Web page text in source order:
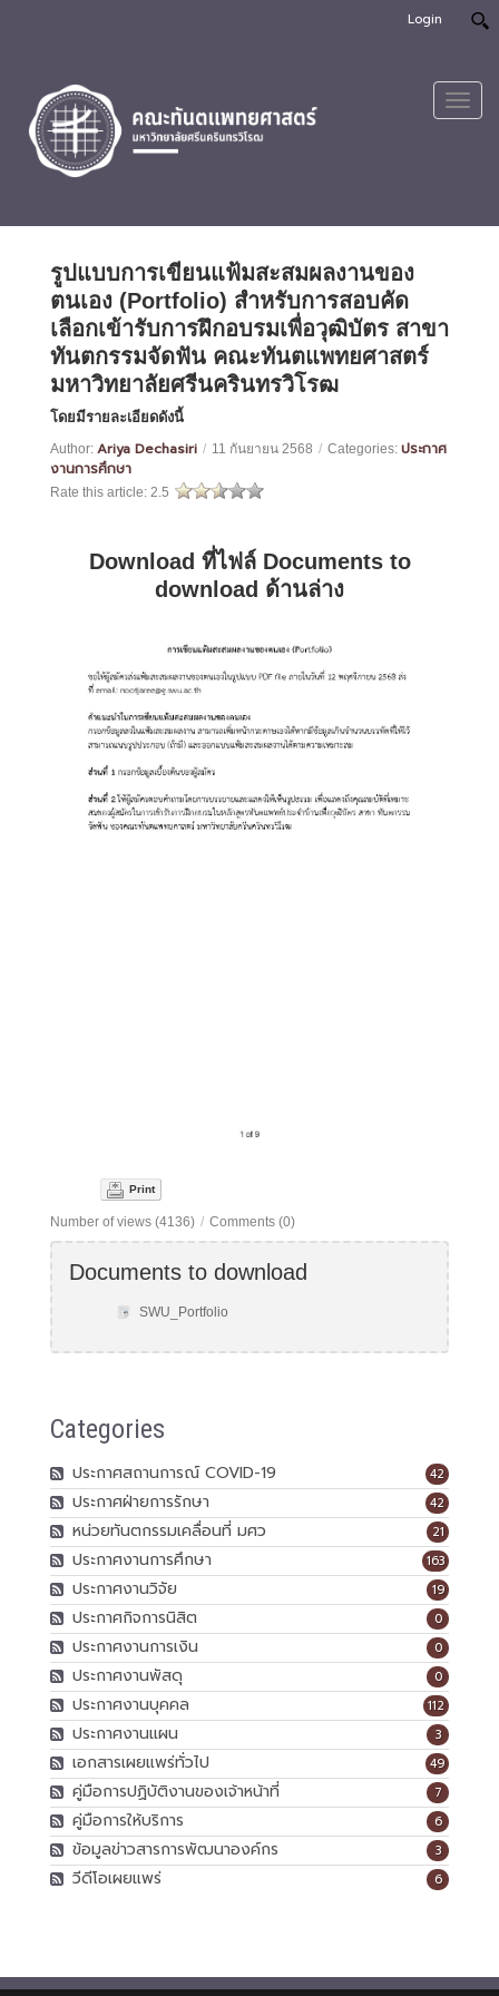
Login
รูปแบบการเขียนแฟ้มสะสมผลงานของ
ตนเอง (Portfolio) สำหรับการสอบคัด
เลือกเข้ารับการฝึกอบรมเพื่อวุฒิบัตร สาขา
ทันตกรรมจัดฟัน คณะทันตแพทยศาสตร์
มหาวิทยาลัยศรีนครินทรวิโรฒ
โดยมีรายละเอียดดังนี้
Author: Ariya Dechasiri / 11 กันยายน 2568 / Categories: ประกาศ
งานการศึกษา
Rate this article: 2.5
Download ที่ไฟล์ Documents to
download ด้านล่าง
Print
Number of views (4136) / Comments (0)
Documents to download
SWU_Portfolio
Categories
42
ประกาศสถานการณ์ COVID-19
42
ประกาศฝ่ายการรักษา
21
หน่วยทันตกรรมเคลื่อนที่ มศว
163
ประกาศงานการศึกษา
19
ประกาศงานวิจัย
0
ประกาศกิจการนิสิต
0
ประกาศงานการเงิน
0
ประกาศงานพัสดุ
112
ประกาศงานบุคคล
3
ประกาศงานแผน
49
เอกสารเผยแพร่ทั่วไป
7
คู่มือการปฏิบัติงานของเจ้าหน้าที่
6
คู่มือการให้บริการ
3
ข้อมูลข่าวสารการพัฒนาองค์กร
6
วีดีโอเผยแพร่